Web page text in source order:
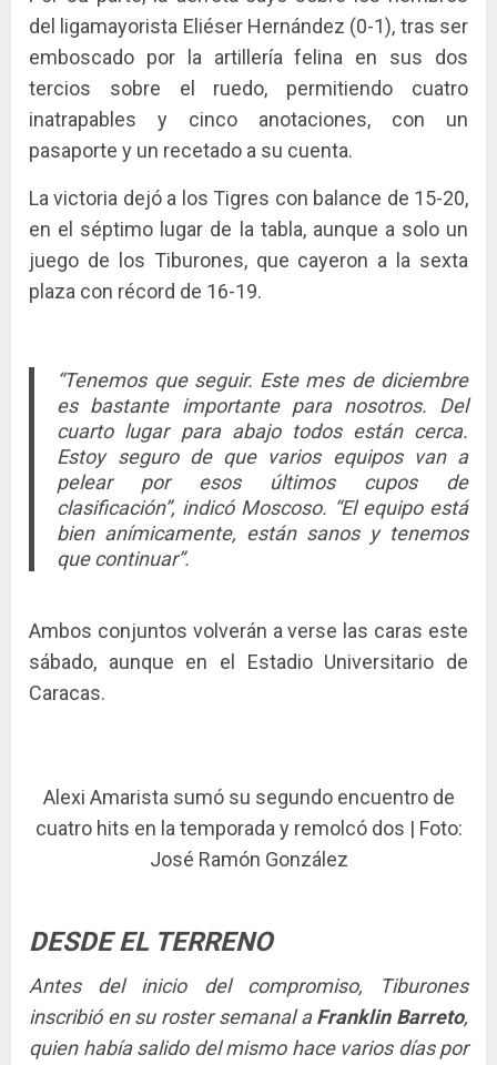
del ligamayorista Eliéser Hernández (0-1), tras ser
emboscado por la artillería felina en sus dos
tercios sobre el ruedo, permitiendo cuatro
inatrapables y cinco anotaciones, con un
pasaporte y un recetado a su cuenta.
La victoria dejó a los Tigres con balance de 15-20,
en el séptimo lugar de la tabla, aunque a solo un
juego de los Tiburones, que cayeron a la sexta
plaza con récord de 16-19.
“Tenemos que seguir. Este mes de diciembre
es bastante importante para nosotros. Del
cuarto lugar para abajo todos están cerca.
Estoy seguro de que varios equipos van a
pelear por esos últimos cupos de
clasificación”, indicó Moscoso. “El equipo está
bien anímicamente, están sanos y tenemos
que continuar”.
Ambos conjuntos volverán a verse las caras este
sábado, aunque en el Estadio Universitario de
Caracas.
Alexi Amarista sumó su segundo encuentro de
cuatro hits en la temporada y remolcó dos | Foto:
José Ramón González
DESDE EL TERRENO
Antes del inicio del compromiso, Tiburones
inscribió en su roster semanal aFranklin Barreto,
quien había salido del mismo hace varios días por